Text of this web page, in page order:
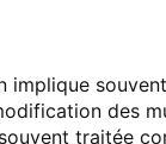
implique
des
traitée